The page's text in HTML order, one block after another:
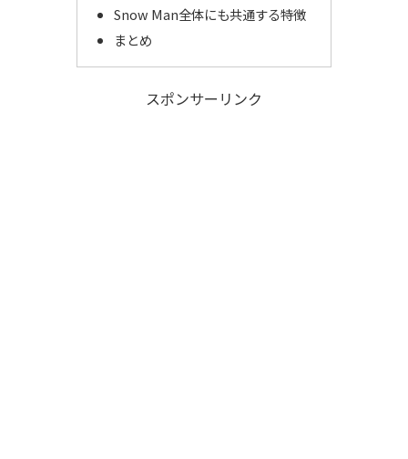
Snow Man全体にも共通する特徴
まとめ
スポンサーリンク